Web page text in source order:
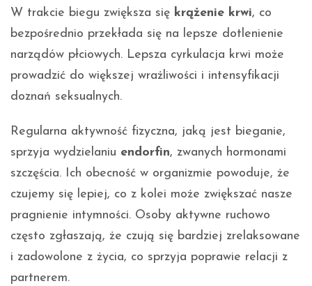
W trakcie biegu zwiększa się krążenie krwi, co
bezpośrednio przekłada się na lepsze dotlenienie
narządów płciowych. Lepsza cyrkulacja krwi może
prowadzić do większej wrażliwości i intensyfikacji
doznań seksualnych.
Regularna aktywność fizyczna, jaką jest bieganie,
sprzyja wydzielaniu endorfin, zwanych hormonami
szczęścia. Ich obecność w organizmie powoduje, że
czujemy się lepiej, co z kolei może zwiększać nasze
pragnienie intymności. Osoby aktywne ruchowo
często zgłaszają, że czują się bardziej zrelaksowane
i zadowolone z życia, co sprzyja poprawie relacji z
partnerem.